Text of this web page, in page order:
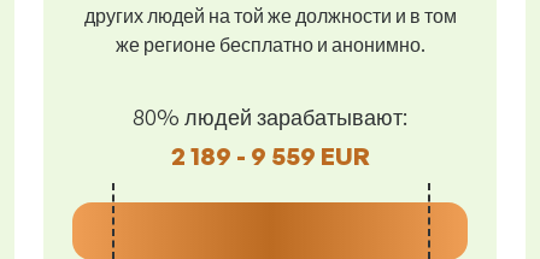
других людей на той же должности и в том
же регионе бесплатно и анонимно.
80% людей зарабатывают:
2 189 - 9 559 EUR